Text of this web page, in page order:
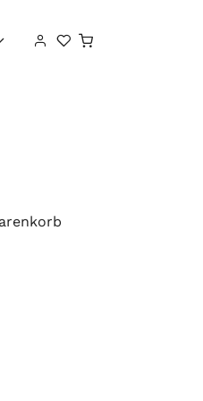
Warenkorb